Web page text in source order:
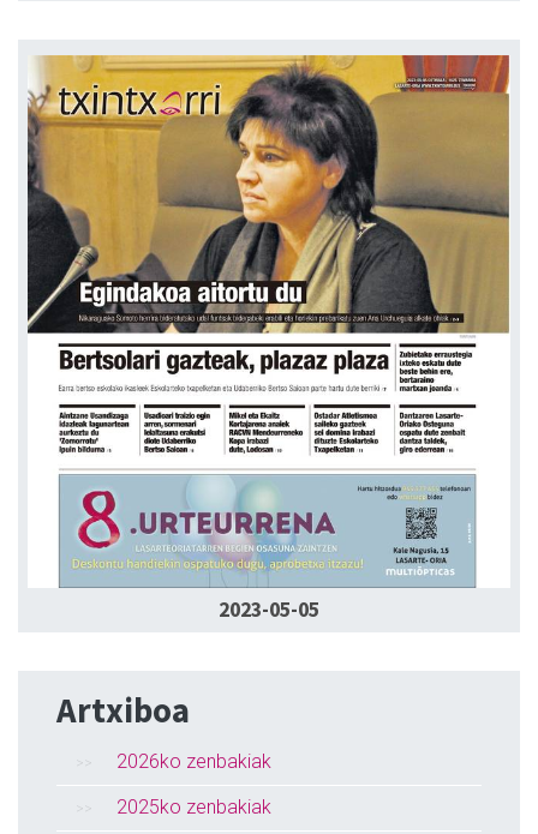
2023-05-05
Artxiboa
2026ko zenbakiak
2025ko zenbakiak